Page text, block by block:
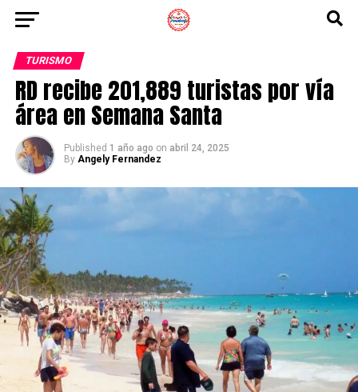
TURISMO
RD recibe 201,889 turistas por vía
área en Semana Santa
Published 1 año ago on abril 24, 2025
By Angely Fernandez